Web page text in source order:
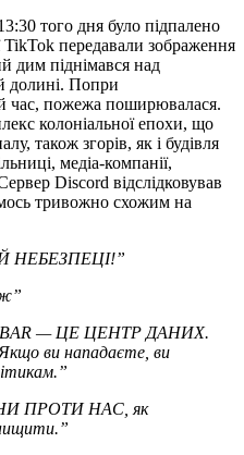
того дня було підпалено
TikTok передавали зображення
дим піднімався над
долині. Попри
час, пожежа поширювалася.
колоніальної епохи, що
також згорів, як і будівля
медіа-компанії,
Discord відслідковував
тривожно схожим на
НЕБЕЗПЕЦІ!”
— ЦЕ ЦЕНТР ДАНИХ.
ви нападаєте, ви
ПРОТИ НАС, як